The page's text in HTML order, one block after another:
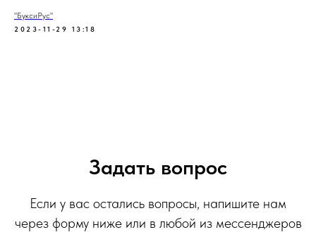
"БуксиРус"
2023-11-29 13:18
Задать вопрос
Если у вас остались вопросы, напишите нам
через форму ниже или в любой из мессенджеров